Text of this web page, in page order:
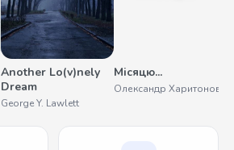
Another Lo(v)nely
Dream
George Y. Lawlett
Місяцю...
Олександр Харитонов